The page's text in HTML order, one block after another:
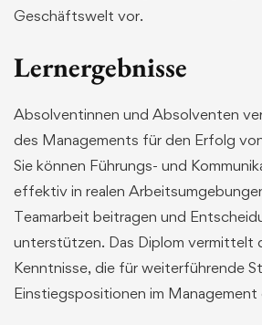
Geschäftswelt vor.
Lernergebnisse
Absolventinnen und Absolventen
des Managements für den Erfolg
Sie können Führungs- und
effektiv in realen
Teamarbeit beitragen und
unterstützen. Das Diplom vermittelt
Kenntnisse, die für weiterführende
Einstiegspositionen im Management